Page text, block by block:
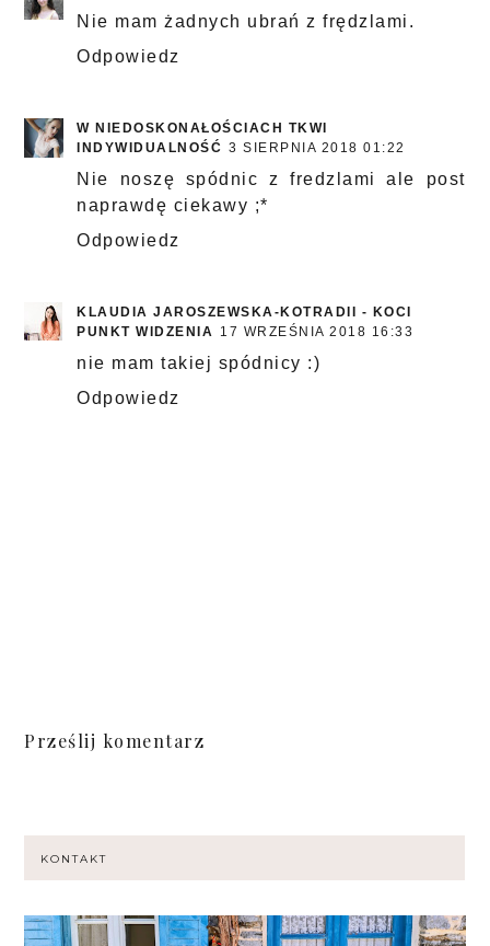
Nie mam żadnych ubrań z frędzlami.
Odpowiedz
W NIEDOSKONAŁOŚCIACH TKWI
INDYWIDUALNOŚĆ 3 SIERPNIA 2018 01:22
Nie noszę spódnic z fredzlami ale post
naprawdę ciekawy ;*
Odpowiedz
KLAUDIA JAROSZEWSKA-KOTRADII - KOCI
PUNKT WIDZENIA 17 WRZEŚNIA 2018 16:33
nie mam takiej spódnicy :)
Odpowiedz
Prześlij komentarz
KONTAKT